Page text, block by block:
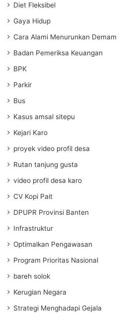
Diet Fleksibel
Gaya Hidup
Cara Alami Menurunkan Demam
Badan Pemeriksa Keuangan
BPK
Parkir
Bus
Kasus amsal sitepu
Kejari Karo
proyek video profil desa
Rutan tanjung gusta
video profil desa karo
CV Kopi Pait
DPUPR Provinsi Banten
Infrastruktur
Optimalkan Pengawasan
Program Prioritas Nasional
bareh solok
Kerugian Negara
Strategi Menghadapi Gejala